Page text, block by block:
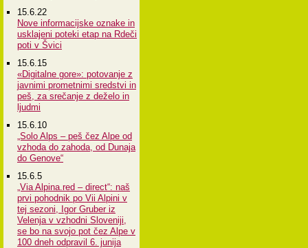
15.6.22
Nove informacijske oznake in
usklajeni poteki etap na Rdeči
poti v Švici
15.6.15
«Digitalne gore»: potovanje z
javnimi prometnimi sredstvi in
peš, za srečanje z deželo in
ljudmi
15.6.10
„Solo Alps – peš čez Alpe od
vzhoda do zahoda, od Dunaja
do Genove“
15.6.5
„Via Alpina.red – direct“: naš
prvi pohodnik po Vii Alpini v
tej sezoni, Igor Gruber iz
Velenja v vzhodni Sloveniji,
se bo na svojo pot čez Alpe v
100 dneh odpravil 6. junija